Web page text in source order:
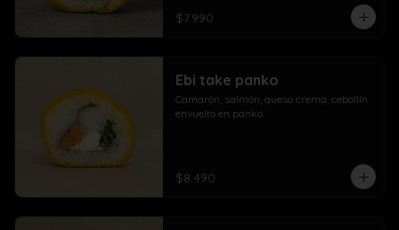
$7.990
Ebi take panko
Camarón, salmón, queso crema, cebollín
envuelto en panko
$8.490